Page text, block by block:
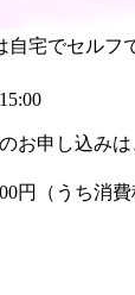
自宅でセル
お申し込み
円（うち消費